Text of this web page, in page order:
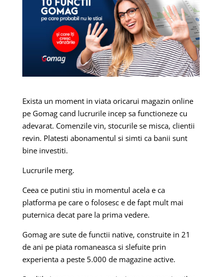
Exista un moment in viata oricarui magazin online
pe Gomag cand lucrurile incep sa functioneze cu
adevarat. Comenzile vin, stocurile se misca, clientii
revin. Platesti abonamentul si simti ca banii sunt
bine investiti.
Lucrurile merg.
Ceea ce putini stiu in momentul acela e ca
platforma pe care o folosesc e de fapt mult mai
puternica decat pare la prima vedere.
Gomag are sute de functii native, construite in 21
de ani pe piata romaneasca si slefuite prin
experienta a peste 5.000 de magazine active.